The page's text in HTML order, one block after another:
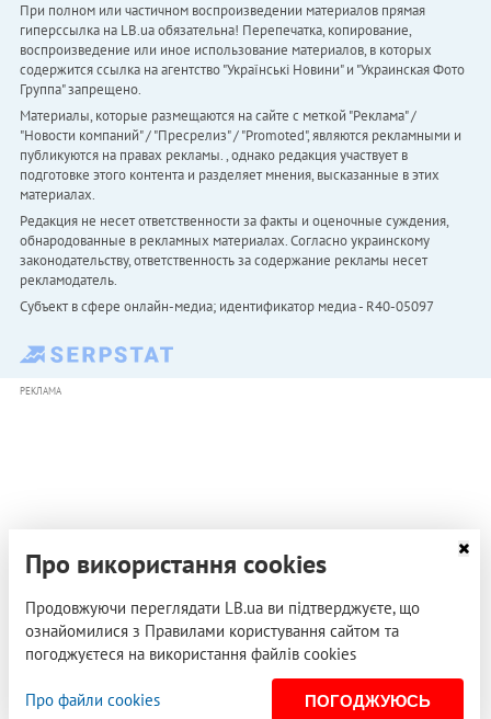
При полном или частичном воспроизведении материалов прямая
гиперссылка на LB.ua обязательна! Перепечатка, копирование,
воспроизведение или иное использование материалов, в которых
содержится ссылка на агентство "Українськi Новини" и "Украинская Фото
Группа" запрещено.
Материалы, которые размещаются на сайте с меткой "Реклама" /
"Новости компаний" / "Пресрелиз" / "Promoted", являются рекламными и
публикуются на правах рекламы. , однако редакция участвует в
подготовке этого контента и разделяет мнения, высказанные в этих
материалах.
Редакция не несет ответственности за факты и оценочные суждения,
обнародованные в рекламных материалах. Согласно украинскому
законодательству, ответственность за содержание рекламы несет
рекламодатель.
Субъект в сфере онлайн-медиа; идентификатор медиа - R40-05097
РЕКЛАМА
Про використання cookies
Продовжуючи переглядати LB.ua ви підтверджуєте, що
ознайомилися з Правилами користування сайтом та
погоджуєтеся на використання файлів cookies
Про файли cookies ПОГОДЖУЮСЬ